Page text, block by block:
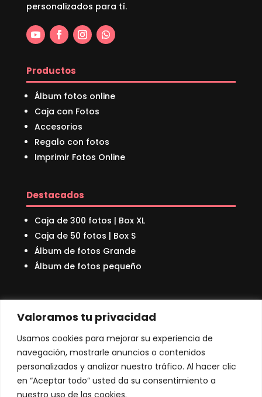
Valoramos tu privacidad
Usamos cookies para mejorar su experiencia de
navegación, mostrarle anuncios o contenidos
personalizados y analizar nuestro tráfico. Al hacer clic
en “Aceptar todo” usted da su consentimiento a
nuestro uso de las cookies.
personalizados para tí.
Productos
Álbum fotos online
Caja con Fotos
Accesorios
Regalo con fotos
Imprimir Fotos Online
Destacados
Caja de 300 fotos | Box XL
Caja de 50 fotos | Box S
Álbum de fotos Grande
Álbum de fotos pequeño
Nuestro Bosque
Preguntas Frecuentes
Blog
Contacto